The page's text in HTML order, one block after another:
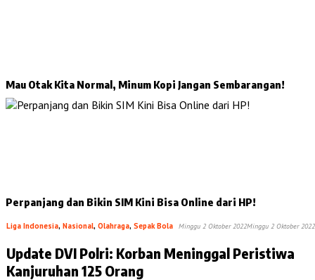
Mau Otak Kita Normal, Minum Kopi Jangan Sembarangan!
Perpanjang dan Bikin SIM Kini Bisa Online dari HP!
Liga Indonesia, Nasional, Olahraga, Sepak Bola Minggu 2 Oktober 2022Minggu 2 Oktober 2022
Update DVI Polri: Korban Meninggal Peristiwa
Kanjuruhan 125 Orang